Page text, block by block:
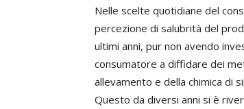
Nelle scelte quotidiane del
percezione di salubrità del
ultimi anni, pur non avendo
consumatore a diffidare dei
allevamento e della chimica di
Questo da diversi anni si è